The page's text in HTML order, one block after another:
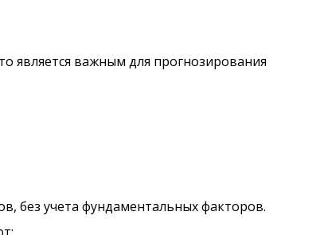
является важным для прогнозирования
без учета фундаментальных факторов.